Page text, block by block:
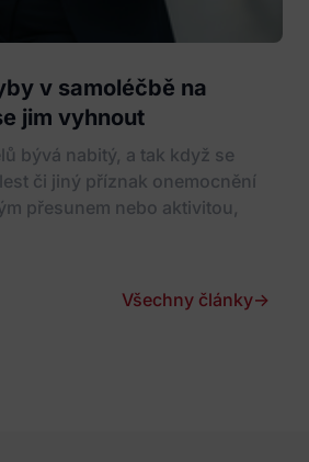
v samoléčbě na
jim vyhnout
bývá nabitý, a tak když se
či jiný příznak onemocnění
přesunem nebo aktivitou,
Všechny články→